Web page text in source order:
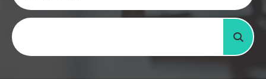
關鍵字
搜尋